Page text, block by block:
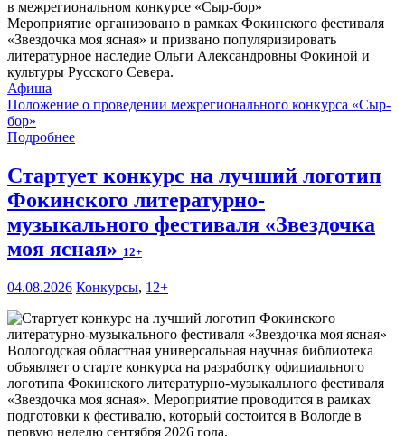
Мероприятие организовано в рамках Фокинского фестиваля
«Звездочка моя ясная» и призвано популяризировать
литературное наследие Ольги Александровны Фокиной и
культуры Русского Севера.
Афиша
Положение о проведении межрегионального конкурса «Сыр-
бор»
Подробнее
Стартует конкурс на лучший логотип
Фокинского литературно-
музыкального фестиваля «Звездочка
моя ясная» 12+
04.08.2026 Конкурсы, 12+
Вологодская областная универсальная научная библиотека
объявляет о старте конкурса на разработку официального
логотипа Фокинского литературно-музыкального фестиваля
«Звездочка моя ясная». Мероприятие проводится в рамках
подготовки к фестивалю, который состоится в Вологде в
первую неделю сентября 2026 года.